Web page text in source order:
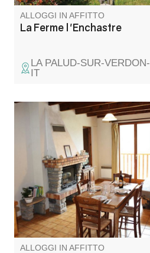
ALLOGGI IN AFFITTO
La Ferme l'Enchastre
LA PALUD-SUR-VERDON-
IT
Situato in un grande edificio,
questo alloggio con camino si
trova vicino ad altri alloggi e al
birrificio della famiglia Cordoeil.
I proprietari contadini non sono
lontani da voi se avete bisogno
di loro!
ALLOGGI IN AFFITTO